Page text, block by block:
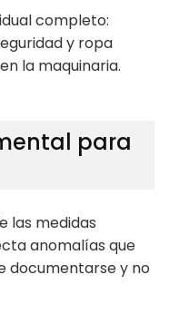
completo:
y ropa
la maquinaria.
para
las medidas
anomalías que
documentarse y no